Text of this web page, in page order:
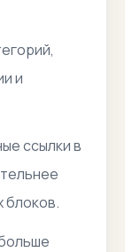
и
ссылки в
блоков.